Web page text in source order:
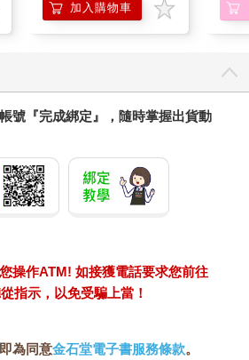
加入購物車
號『完成綁定』，隨時掌握出貨動
操作ATM! 如接獲電話要求您前往
指示，以免受騙上當！
為同意金石堂電子書服務條款。